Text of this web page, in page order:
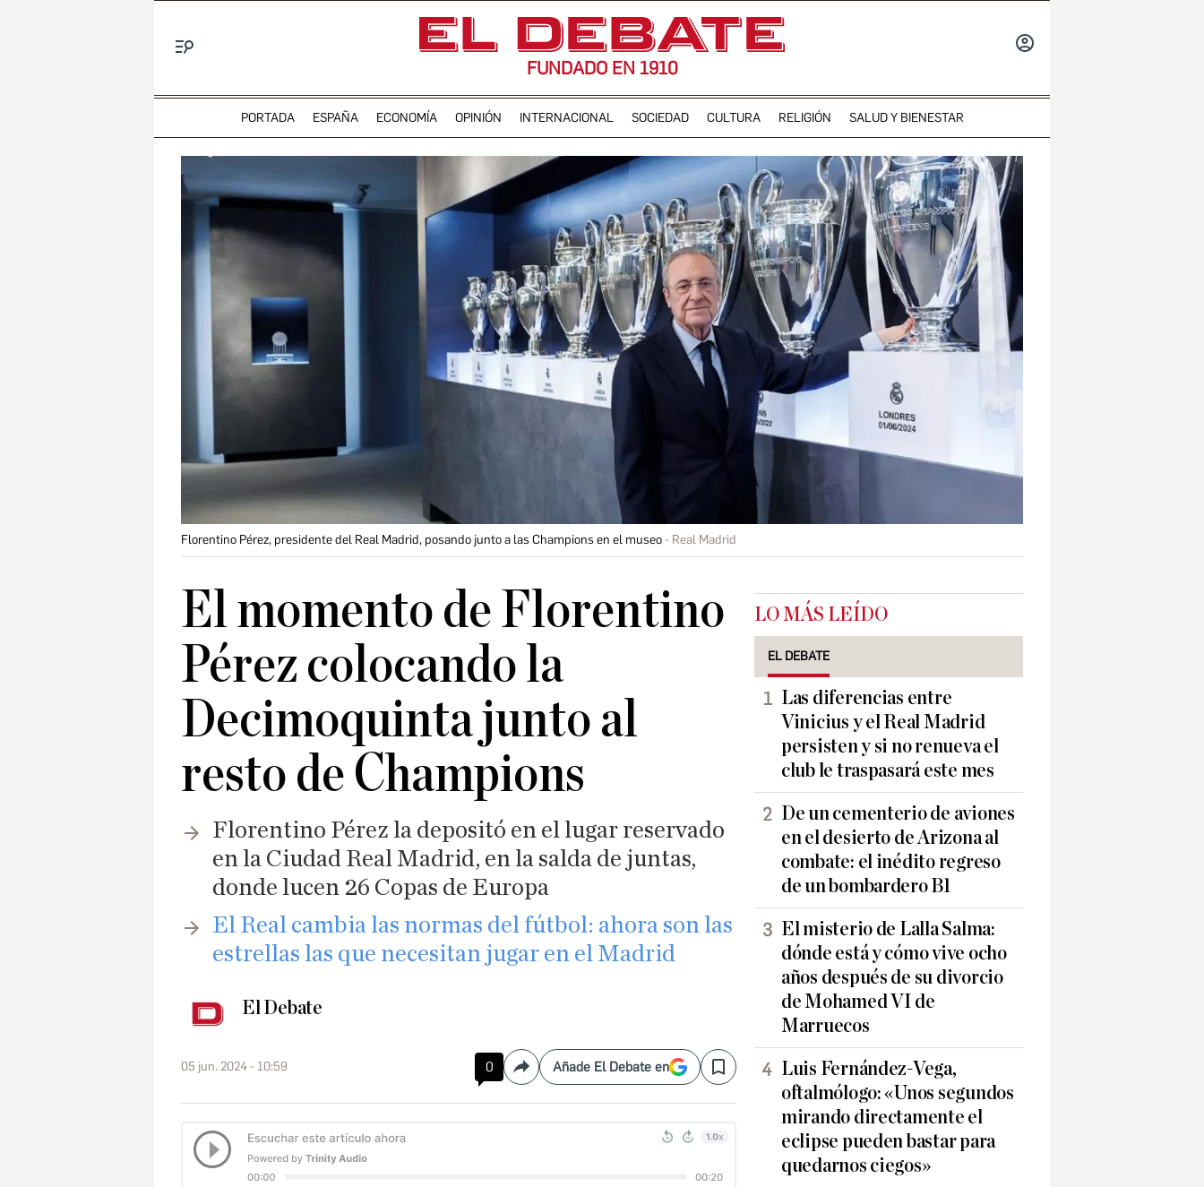
FUNDADO EN 1910
PORTADA ESPAÑA ECONOMÍA OPINIÓN INTERNACIONAL SOCIEDAD CULTURA RELIGIÓN SALUD Y BIENESTAR
Florentino Pérez, presidente del Real Madrid, posando junto a las Champions en el museo Real Madrid
El momento de Florentino
Pérez colocando la
Decimoquinta junto al
resto de Champions
Florentino Pérez la depositó en el lugar reservado
en la Ciudad Real Madrid, en la salda de juntas,
donde lucen 26 Copas de Europa
El Real cambia las normas del fútbol: ahora son las
estrellas las que necesitan jugar en el Madrid
El Debate
05 jun. 2024 - 10:59 0 CompartirAñade El Debate en Save
LO MÁS LEÍDO
EL DEBATE
Las diferencias entre
Vinicius y el Real Madrid
persisten y si no renueva el
club le traspasará este mes
De un cementerio de aviones
en el desierto de Arizona al
combate: el inédito regreso
de un bombardero B1
El misterio de Lalla Salma:
dónde está y cómo vive ocho
años después de su divorcio
de Mohamed VI de
Marruecos
Luis Fernández-Vega,
oftalmólogo: «Unos segundos
mirando directamente el
eclipse pueden bastar para
quedarnos ciegos»